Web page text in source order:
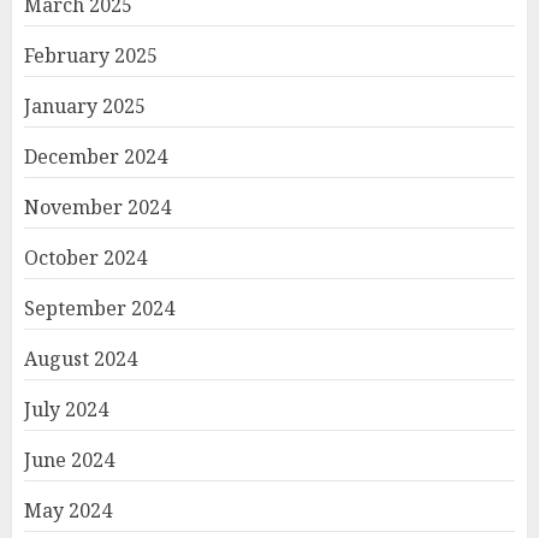
February 2025
January 2025
December 2024
November 2024
October 2024
September 2024
August 2024
July 2024
June 2024
May 2024